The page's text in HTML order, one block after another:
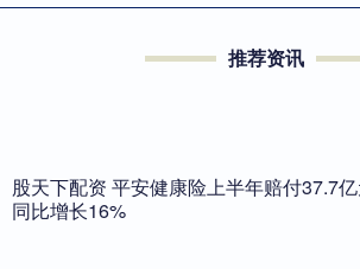
推荐资讯
股天下配资 平安健康险上半年赔付37.7
同比增长16%